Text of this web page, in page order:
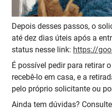
Depois desses passos, o
até dez dias úteis após a
status nesse link: https://
É possível pedir para retirar
recebê-lo em casa, e a
pelo próprio solicitante ou
Ainda tem dúvidas?